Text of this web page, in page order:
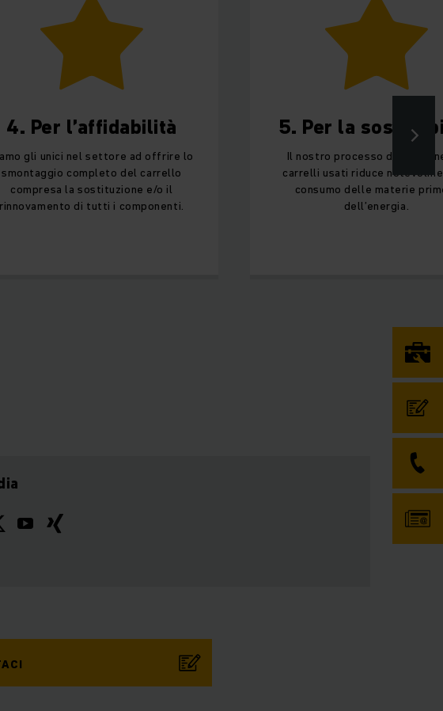
Per l’affidabilità
gli unici nel settore ad offrire lo
completo del carrello
la sostituzione e/o il
di tutti i componenti.
5. Per la
Il nostro processo di revisione dei
carrelli usati riduce notevolmente il
consumo delle materie prime e
dell’energia.